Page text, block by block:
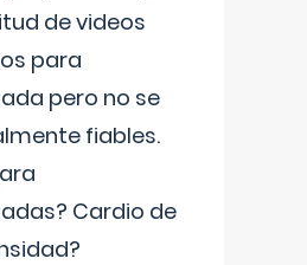
de videos
para
pero no se
fiables.
Cardio de